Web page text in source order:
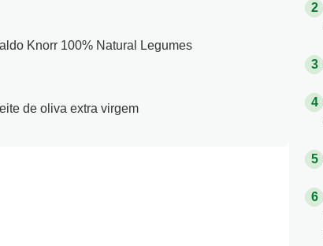
Knorr 100% Natural Legumes
de oliva extra virgem